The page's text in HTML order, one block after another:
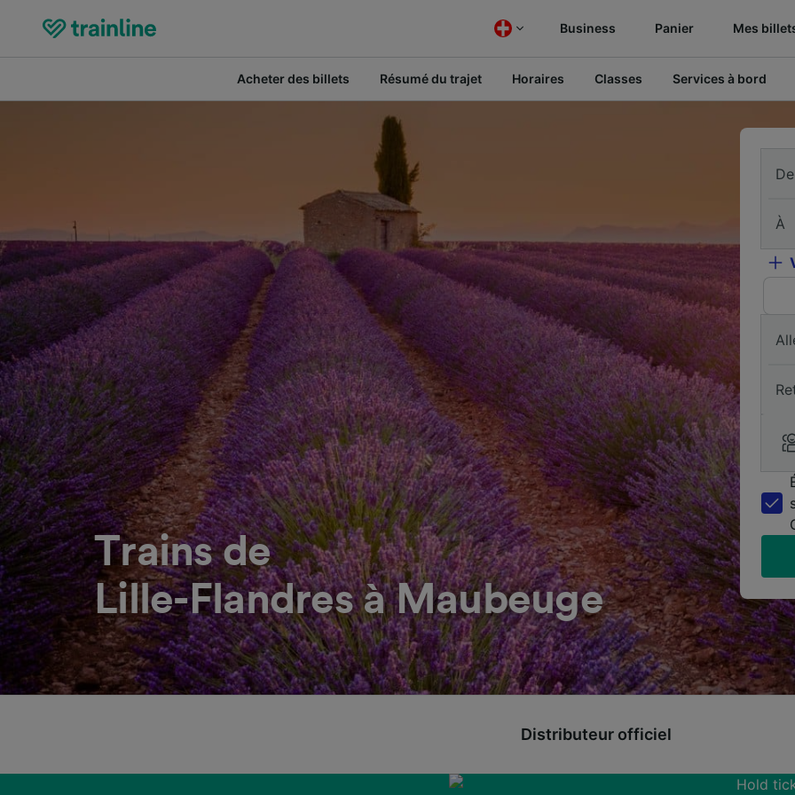
Business Panier Mes
Acheter des billets Résumé du trajet Horaires Classes Services à bord
Trains de
Lille-Flandres à Maubeuge
De
À
Distributeur officiel